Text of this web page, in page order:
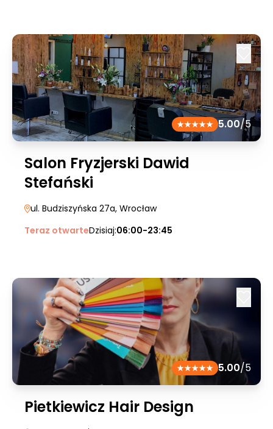
5.00/5
Salon Fryzjerski Dawid
Stefański
ul. Budziszyńska 27a, Wrocław
Teraz otwarteDzisiaj:06:00-23:45
5.00/5
Pietkiewicz Hair Design